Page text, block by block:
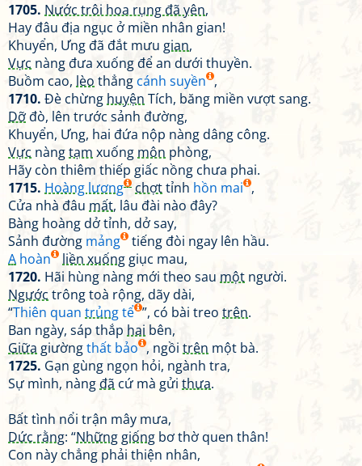
1705. Nước trôi hoa rụng đã yên,
Hay đâu địa ngục ở miền nhân gian!
Khuyển, Ưng đã đắt mưu gian,
Vực nàng đưa xuống để an dưới thuyền.
Buồm cao, lèo thẳng cánh suyền ,
1710. Đè chừng huyện Tích, băng miền vượt sang.
Dỡđò, lên trước sảnh đường,
Khuyển, Ưng, hai đứa nộp nàng dâng công.
Vực nàngtạm xuống môn phòng,
Hãy còn thiêm thiếp giấc nồng chưa phai.
1715. Hoàng lương chợttỉnh hồn mai ,
Cửa nhà đâu mất, lâu đài nào đây?
Bàng hoàng dở tỉnh, dở say,
Sảnh đường mảng
tiếng đòi ngay lên hầu.
A hoàn liền xuống giục mau,
1720. Hãi hùng nàng mới theo sau một người.
Ngước trông toà rộng, dãy dài,
“Thiên quan trủngtể ”, có bài treo trên.
Ban ngày, sáp thắp hai bên,
Giữa giườngthất bảo , ngồi trên một bà.
1725. Gạn gùng ngọn hỏi, ngành tra,
Sự mình, nàngđã cứ mà gửi thưa.
Bất tình nổi trận mây mưa,
Dức rằng: “Những giống bơ thờ quen thân!
Con này chẳng phải thiện nhân,